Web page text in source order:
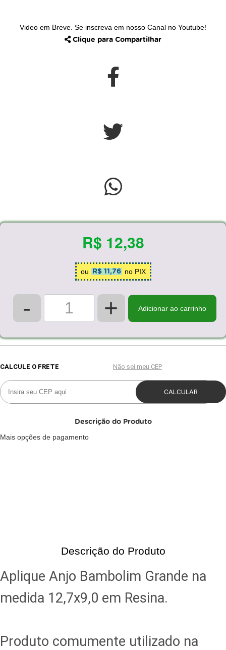
Video em Breve. Se inscreva em nosso Canal no Youtube!
Clique para Compartilhar
R$ 12,38
ou R$ 11,76 no PIX
- + Adicionar ao carrinho
Descrição do Produto
Mais opções de pagamento
Descrição do Produto
Aplique Anjo Bambolim Grande na
medida 12,7x9,0 em Resina.
Produto comumente utilizado na